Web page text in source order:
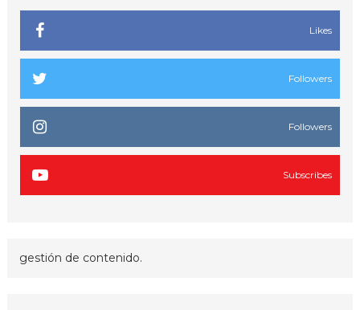
Likes
Followers
Followers
Subscribes
gestión de contenido.